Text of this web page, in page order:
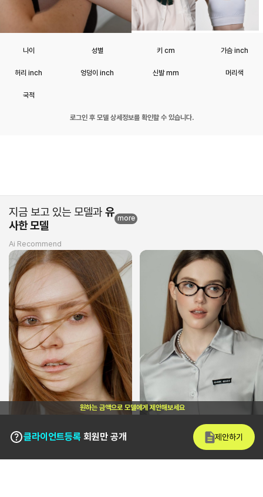
나이 성별 키 cm 가슴 inch
허리 inch 엉덩이 inch 신발 mm 머리색
국적
로그인 후 모델 상세정보를 확인할 수 있습니다.
지금 보고 있는 모델과 유
사한 모델
more
Ai Recommend
원하는 금액으로 모델에게 제안해보세요
클라이언트등록 회원만 공개 제안하기